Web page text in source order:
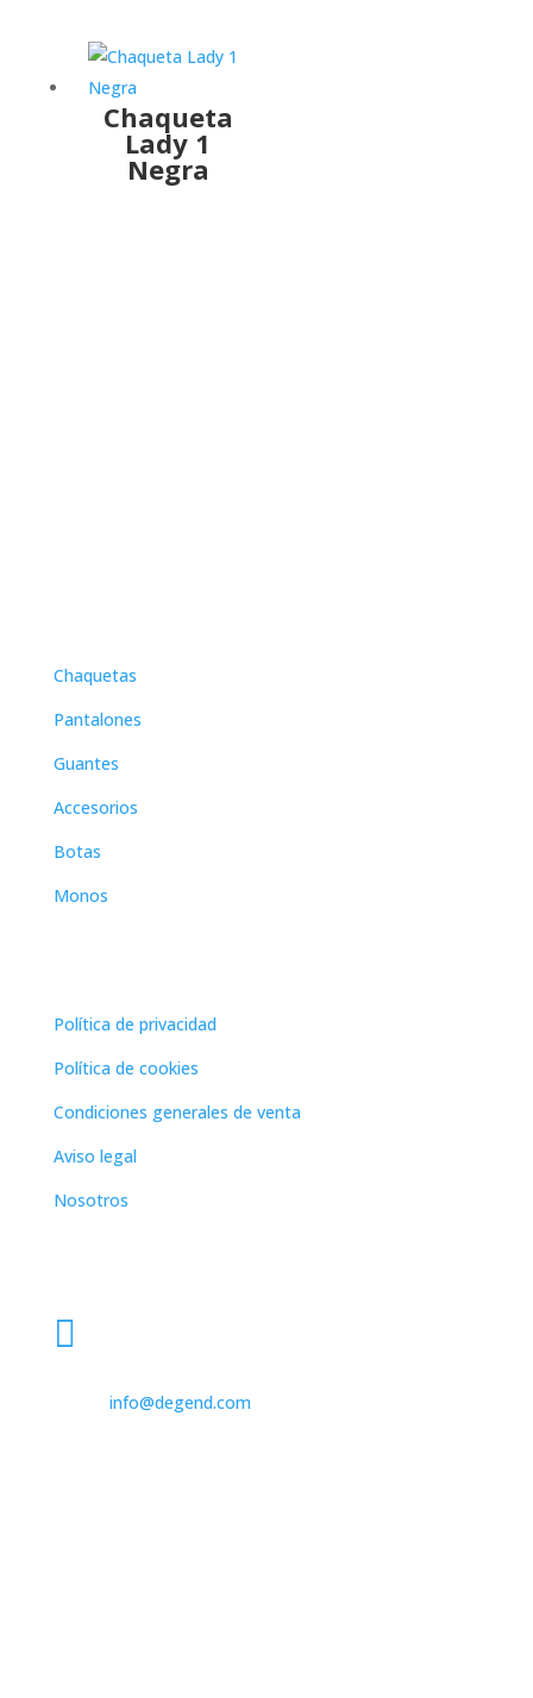
Chaqueta
Lady 1
Negra
Chaquetas
Pantalones
Guantes
Accesorios
Botas
Monos
Política de privacidad
Política de cookies
Condiciones generales de venta
Aviso legal
Nosotros

info@degend.com